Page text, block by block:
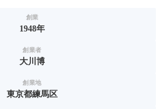
創業
1948年
創業者
大川博
創業地
東京都練馬区